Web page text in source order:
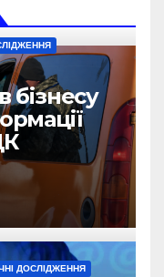
бізнесу
ДОСЛІДЖЕННЯ